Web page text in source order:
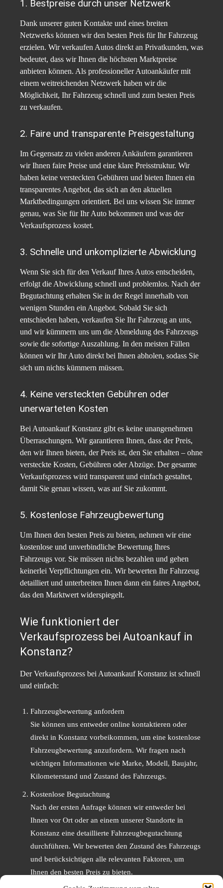
1. Bestpreise durch unser Netzwerk
Dank unserer guten Kontakte und eines breiten
Netzwerks können wir den besten Preis für Ihr Fahrzeug
erzielen. Wir verkaufen Autos direkt an Privatkunden, was
bedeutet, dass wir Ihnen die höchsten Marktpreise
anbieten können. Als professioneller Autoankäufer mit
einem weitreichenden Netzwerk haben wir die
Möglichkeit, Ihr Fahrzeug schnell und zum besten Preis
zu verkaufen.
2. Faire und transparente Preisgestaltung
Im Gegensatz zu vielen anderen Ankäufern garantieren
wir Ihnen faire Preise und eine klare Preisstruktur. Wir
haben keine versteckten Gebühren und bieten Ihnen ein
transparentes Angebot, das sich an den aktuellen
Marktbedingungen orientiert. Bei uns wissen Sie immer
genau, was Sie für Ihr Auto bekommen und was der
Verkaufsprozess kostet.
3. Schnelle und unkomplizierte Abwicklung
Wenn Sie sich für den Verkauf Ihres Autos entscheiden,
erfolgt die Abwicklung schnell und problemlos. Nach der
Begutachtung erhalten Sie in der Regel innerhalb von
wenigen Stunden ein Angebot. Sobald Sie sich
entschieden haben, verkaufen Sie Ihr Fahrzeug an uns,
und wir kümmern uns um die Abmeldung des Fahrzeugs
sowie die sofortige Auszahlung. In den meisten Fällen
können wir Ihr Auto direkt bei Ihnen abholen, sodass Sie
sich um nichts kümmern müssen.
4. Keine versteckten Gebühren oder
unerwarteten Kosten
Bei Autoankauf Konstanz gibt es keine unangenehmen
Überraschungen. Wir garantieren Ihnen, dass der Preis,
den wir Ihnen bieten, der Preis ist, den Sie erhalten – ohne
versteckte Kosten, Gebühren oder Abzüge. Der gesamte
Verkaufsprozess wird transparent und einfach gestaltet,
damit Sie genau wissen, was auf Sie zukommt.
5. Kostenlose Fahrzeugbewertung
Um Ihnen den besten Preis zu bieten, nehmen wir eine
kostenlose und unverbindliche Bewertung Ihres
Fahrzeugs vor. Sie müssen nichts bezahlen und gehen
keinerlei Verpflichtungen ein. Wir bewerten Ihr Fahrzeug
detailliert und unterbreiten Ihnen dann ein faires Angebot,
das den Marktwert widerspiegelt.
Wie funktioniert der
Verkaufsprozess bei Autoankauf in
Konstanz?
Der Verkaufsprozess bei Autoankauf Konstanz ist schnell
und einfach:
Fahrzeugbewertung anfordern
Sie können uns entweder online kontaktieren oder
direkt in Konstanz vorbeikommen, um eine kostenlose
Fahrzeugbewertung anzufordern. Wir fragen nach
wichtigen Informationen wie Marke, Modell, Baujahr,
Kilometerstand und Zustand des Fahrzeugs.
Kostenlose Begutachtung
Nach der ersten Anfrage können wir entweder bei
Ihnen vor Ort oder an einem unserer Standorte in
Konstanz eine detaillierte Fahrzeugbegutachtung
durchführen. Wir bewerten den Zustand des Fahrzeugs
und berücksichtigen alle relevanten Faktoren, um
Ihnen den besten Preis zu bieten.